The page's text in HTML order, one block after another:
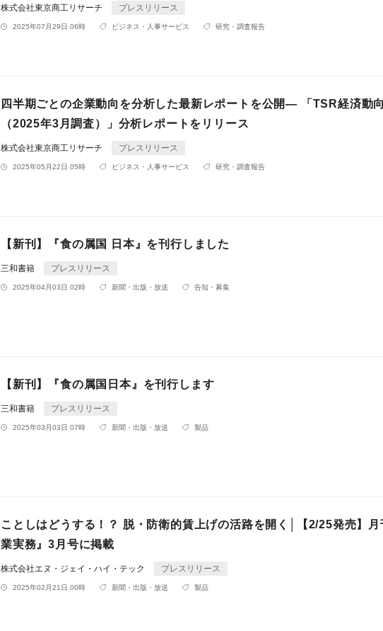
株式会社東京商工リサーチ プレスリリース
2025年07月29日 06時 ビジネス・人事サービス 研究・調査報告
四半期ごとの企業動向を分析した最新レポートを公開― 「TSR経済動
（2025年3月調査）」分析レポートをリリース
株式会社東京商工リサーチ プレスリリース
2025年05月22日 05時 ビジネス・人事サービス 研究・調査報告
【新刊】『食の属国 日本』を刊行しました
三和書籍 プレスリリース
2025年04月03日 02時 新聞・出版・放送 告知・募集
【新刊】『食の属国日本』を刊行します
三和書籍 プレスリリース
2025年03月03日 07時 新聞・出版・放送 製品
ことしはどうする！？ 脱・防衛的賃上げの活路を開く│【2/25発売】月
業実務』3月号に掲載
株式会社エヌ・ジェイ・ハイ・テック プレスリリース
2025年02月21日 00時 新聞・出版・放送 製品